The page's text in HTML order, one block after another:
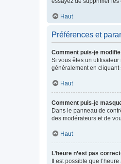
Haut
Préférences et
Comment puis-je
Si vous êtes un
généralement en cliquant
Haut
Comment puis-je
Dans le panneau de
des modérateurs et de
Haut
L’heure n’est pas
Il est possible que